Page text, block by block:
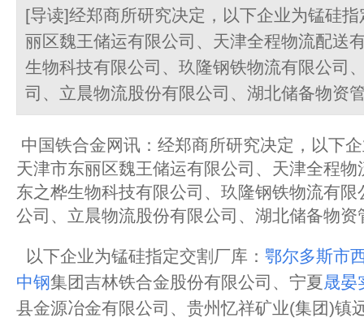
[导读]经郑商所研究决定，以下企业为锰硅
丽区魏王储运有限公司、天津全程物流配送
生物科技有限公司、玖隆钢铁物流有限公司
司、立晨物流股份有限公司、湖北储备物
中国铁合金网讯：经郑商所研究决定，以下
天津市东丽区魏王储运有限公司、天津全程
东之桦生物科技有限公司、玖隆钢铁物流有
公司、立晨物流股份有限公司、湖北储备
以下企业为锰硅指定交割厂库： 鄂尔多斯市
中钢集团吉林铁合金股份有限公司、宁夏晟晏
县金源冶金有限公司、贵州忆祥矿业(集团)镇